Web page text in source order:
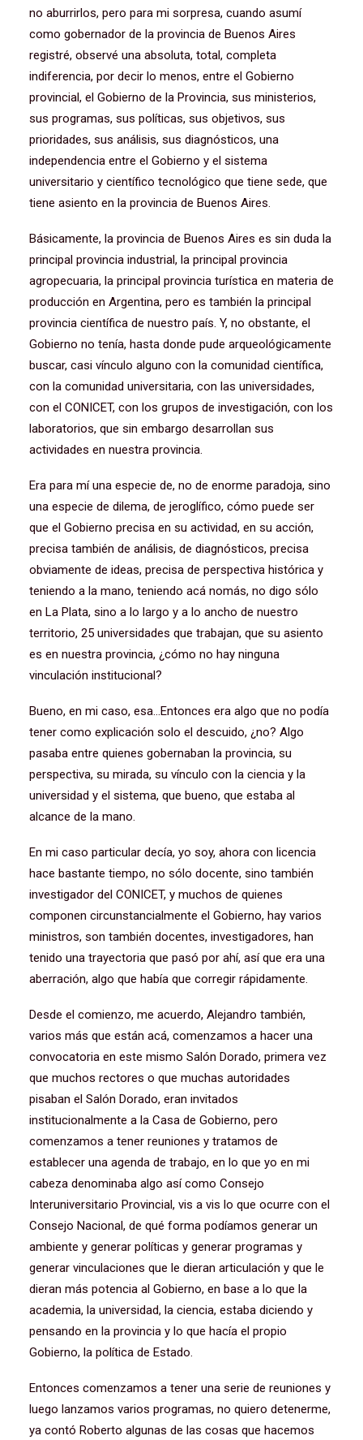
no aburrirlos, pero para mi sorpresa, cuando asumí
como gobernador de la provincia de Buenos Aires
registré, observé una absoluta, total, completa
indiferencia, por decir lo menos, entre el Gobierno
provincial, el Gobierno de la Provincia, sus ministerios,
sus programas, sus políticas, sus objetivos, sus
prioridades, sus análisis, sus diagnósticos, una
independencia entre el Gobierno y el sistema
universitario y científico tecnológico que tiene sede, que
tiene asiento en la provincia de Buenos Aires.
Básicamente, la provincia de Buenos Aires es sin duda la
principal provincia industrial, la principal provincia
agropecuaria, la principal provincia turística en materia de
producción en Argentina, pero es también la principal
provincia científica de nuestro país. Y, no obstante, el
Gobierno no tenía, hasta donde pude arqueológicamente
buscar, casi vínculo alguno con la comunidad científica,
con la comunidad universitaria, con las universidades,
con el CONICET, con los grupos de investigación, con los
laboratorios, que sin embargo desarrollan sus
actividades en nuestra provincia.
Era para mí una especie de, no de enorme paradoja, sino
una especie de dilema, de jeroglífico, cómo puede ser
que el Gobierno precisa en su actividad, en su acción,
precisa también de análisis, de diagnósticos, precisa
obviamente de ideas, precisa de perspectiva histórica y
teniendo a la mano, teniendo acá nomás, no digo sólo
en La Plata, sino a lo largo y a lo ancho de nuestro
territorio, 25 universidades que trabajan, que su asiento
es en nuestra provincia, ¿cómo no hay ninguna
vinculación institucional?
Bueno, en mi caso, esa…Entonces era algo que no podía
tener como explicación solo el descuido, ¿no? Algo
pasaba entre quienes gobernaban la provincia, su
perspectiva, su mirada, su vínculo con la ciencia y la
universidad y el sistema, que bueno, que estaba al
alcance de la mano.
En mi caso particular decía, yo soy, ahora con licencia
hace bastante tiempo, no sólo docente, sino también
investigador del CONICET, y muchos de quienes
componen circunstancialmente el Gobierno, hay varios
ministros, son también docentes, investigadores, han
tenido una trayectoria que pasó por ahí, así que era una
aberración, algo que había que corregir rápidamente.
Desde el comienzo, me acuerdo, Alejandro también,
varios más que están acá, comenzamos a hacer una
convocatoria en este mismo Salón Dorado, primera vez
que muchos rectores o que muchas autoridades
pisaban el Salón Dorado, eran invitados
institucionalmente a la Casa de Gobierno, pero
comenzamos a tener reuniones y tratamos de
establecer una agenda de trabajo, en lo que yo en mi
cabeza denominaba algo así como Consejo
Interuniversitario Provincial, vis a vis lo que ocurre con el
Consejo Nacional, de qué forma podíamos generar un
ambiente y generar políticas y generar programas y
generar vinculaciones que le dieran articulación y que le
dieran más potencia al Gobierno, en base a lo que la
academia, la universidad, la ciencia, estaba diciendo y
pensando en la provincia y lo que hacía el propio
Gobierno, la política de Estado.
Entonces comenzamos a tener una serie de reuniones y
luego lanzamos varios programas, no quiero detenerme,
ya contó Roberto algunas de las cosas que hacemos